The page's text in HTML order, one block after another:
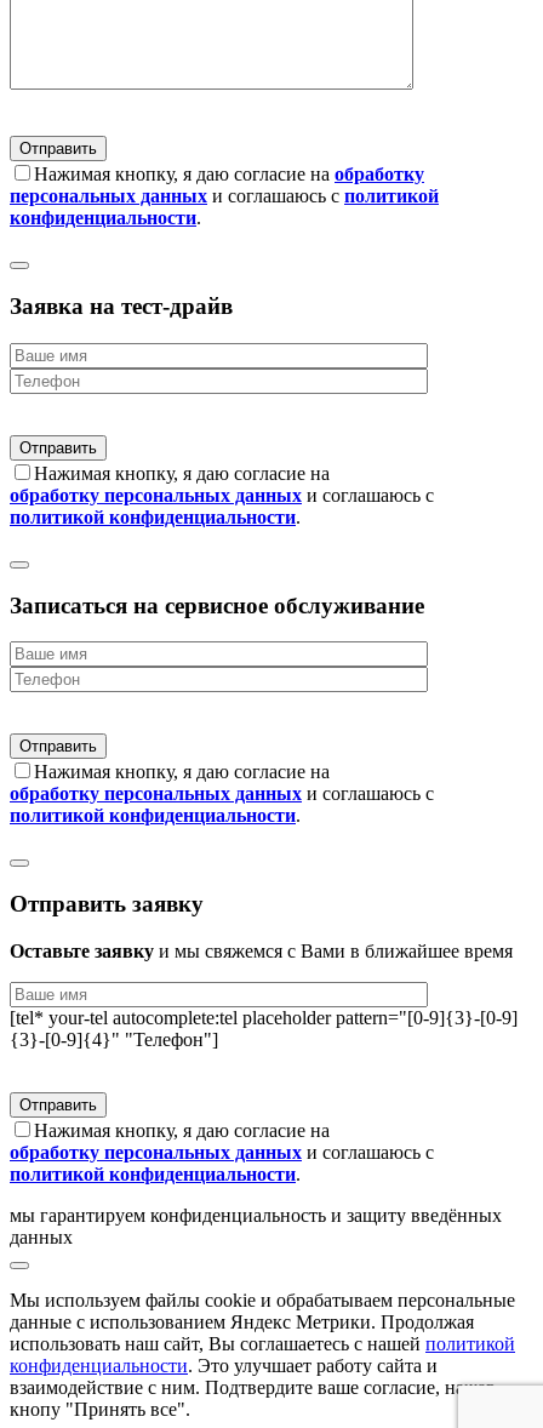
Нажимая кнопку, я даю согласие на обработку
персональных данных и соглашаюсь с политикой
конфиденциальности.
Заявка на тест-драйв
Нажимая кнопку, я даю согласие на
обработку персональных данных и соглашаюсь с
политикой конфиденциальности.
Записаться на сервисное обслуживание
Нажимая кнопку, я даю согласие на
обработку персональных данных и соглашаюсь с
политикой конфиденциальности.
Отправить заявку
Оставьте заявку и мы свяжемся с Вами в ближайшее время
[tel* your-tel autocomplete:tel placeholder pattern="[0-9]{3}-[0-9]
{3}-[0-9]{4}" "Телефон"]
Нажимая кнопку, я даю согласие на
обработку персональных данных и соглашаюсь с
политикой конфиденциальности.
мы гарантируем конфиденциальность и защиту введённых
данных
Мы используем файлы сookie и обрабатываем персональные
данные с использованием Яндекс Метрики. Продолжая
использовать наш сайт, Вы соглашаетесь с нашей политикой
конфиденциальности. Это улучшает работу сайта и
взаимодействие с ним. Подтвердите ваше согласие, нажав
кнопу "Принять все".